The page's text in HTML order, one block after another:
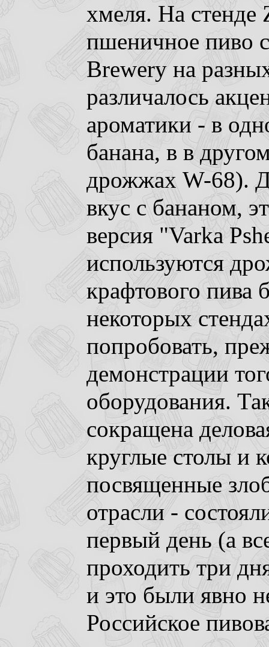
хмеля. На стенде
пшеничное пиво
Brewery на
различалось
ароматики - в
банана, в в
дрожжах W-68).
вкус с бананом,
версия "Varka
используются
крафтового пива
некоторых
попробовать,
демонстрации
оборудования.
сокращена
круглые столы и
посвященные
отрасли -
первый день (а
проходить три
и это были явно
Российское